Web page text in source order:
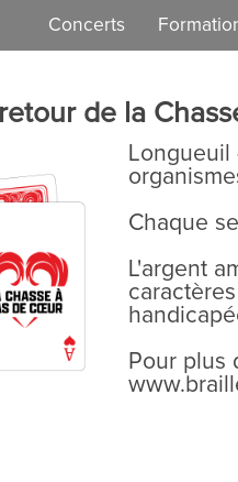
Concerts
Concert 2024
Concert 2023
Concert 2021
Concert 2019
de la
Longueuil
Chaque
L'argent
Pour plus